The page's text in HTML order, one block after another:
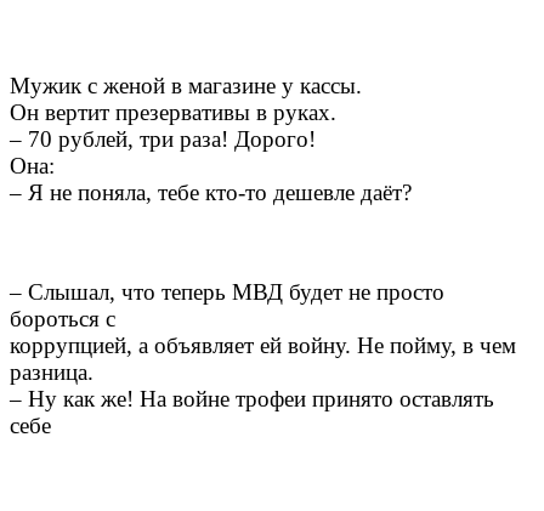
Мужик с женой в магазине у кассы.
Он вертит презервативы в руках.
– 70 рублей, три раза! Дорого!
Она:
– Я не поняла, тебе кто-то дешевле даёт?
– Слышал, что теперь МВД будет не просто
бороться с
коррупцией, а объявляет ей войну. Не пойму, в чем
разница.
– Ну как же! На войне трофеи принято оставлять
себе